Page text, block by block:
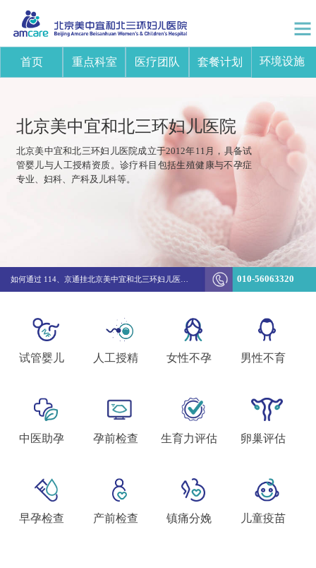
首页 重点科室 医疗团队 套餐计划 环境设施
北京美中宜和北三环妇儿医院
北京美中宜和北三环妇儿医院成立于2012年11月，具备试
管婴儿与人工授精资质。诊疗科目包括生殖健康与不孕症
专业、妇科、产科及儿科等。
010-56063320
试管婴儿 人工授精 女性不孕 男性不育
中医助孕 孕前检查 生育力评估 卵巢评估
早孕检查 产前检查 镇痛分娩 儿童疫苗